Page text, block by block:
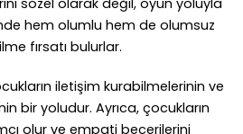
hem olumlu hem de olumsuz
fırsatı bulurlar.
iletişim kurabilmelerinin ve
bir yoludur. Ayrıca, çocukların
olur ve empati becerilerini